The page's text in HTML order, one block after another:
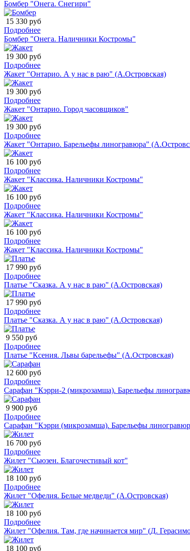
Бомбер "Онега. Снегири"
15 330 руб
Подробнее
Бомбер "Онега. Наличники Костромы"
19 300 руб
Подробнее
Жакет "Онтарио. А у нас в раю" (А.Островская)
19 300 руб
Подробнее
Жакет "Онтарио. Город часовщиков"
19 300 руб
Подробнее
Жакет "Онтарио. Барельефы линогравюра"
16 100 руб
Подробнее
Жакет "Классика. Наличники Костромы"
16 100 руб
Подробнее
Жакет "Классика. Наличники Костромы"
16 100 руб
Подробнее
Жакет "Классика. Наличники Костромы"
17 990 руб
Подробнее
Платье "Сказка. А у нас в раю" (А.Островская)
17 990 руб
Подробнее
Платье "Сказка. А у нас в раю" (А.Островская)
9 550 руб
Подробнее
Платье "Ксения. Львы барельефы" (А.Островская)
12 600 руб
Подробнее
Сарафан "Кэрри-2 (микрозамша). Барельефы
9 900 руб
Подробнее
Сарафан "Кэрри (микрозамша). Барельефы
16 700 руб
Подробнее
Жилет "Сьюзен. Благочестивый кот"
18 100 руб
Подробнее
Жилет "Офелия. Белые медведи" (А.Островская)
18 100 руб
Подробнее
Жилет "Офелия. Там, где начинается мир" (Д.
18 100 руб